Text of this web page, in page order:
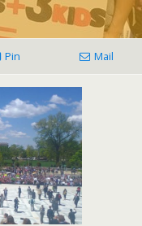
Pin Mail